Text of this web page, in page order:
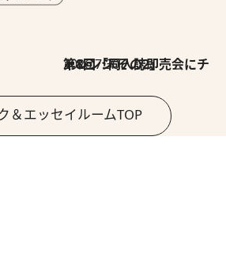
2026.7.30
第8回「同人誌即売会にチャレンジ その2」
＆エッセイルームTOP